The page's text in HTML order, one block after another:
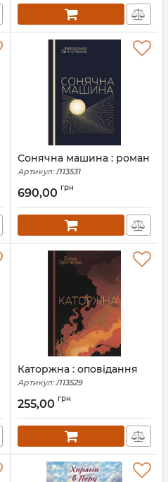
Сонячна машина : роман
Артикул: Л13531
690,00 грн
Каторжна : оповідання
Артикул: Л13529
255,00 грн